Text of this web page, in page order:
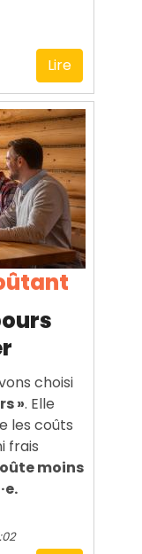
Lire
choisi
». Elle
les coûts
frais
moins